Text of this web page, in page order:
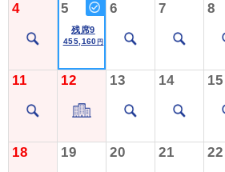
4 5
残席9
455,160 円
6 7 8
11 12 13 14 15
18 19 20 21 22